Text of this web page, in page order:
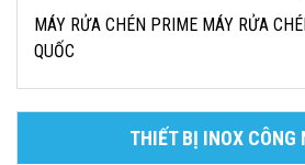
MÁY RỬA CHÉN PRIME MÁY RỬA
QUỐC
THIẾT BỊ INOX CÔNG